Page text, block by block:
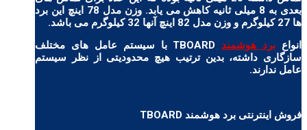
بعدی به 8 میلی ثانیه کاهش می یابد. وزن مدل 78 اینچ این برد
ها 27 کیلوگرم و وزن مدل 82 اینچ آنها 32 کیلوگرم می باشد.
انواع برد هوشمند
TBOARD با سیستم عامل های مختلف
سازگاری داشته، بدین ترتیب هیچ محدودیتی از نظر سیستم
عامل ندارند.
فروش اینترنتی برد هوشمند TBOARD